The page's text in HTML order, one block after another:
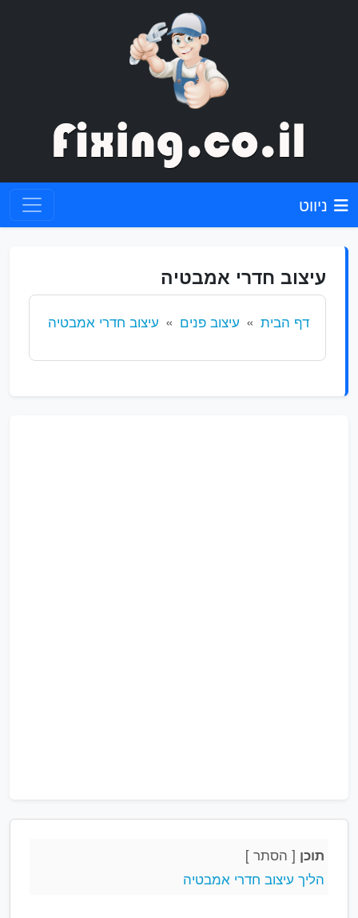
ניווט
עיצוב חדרי אמבטיה
דף הבית עיצוב פנים עיצוב חדרי אמבטיה
תוכן [ הסתר ]
הליך עיצוב חדרי אמבטיה